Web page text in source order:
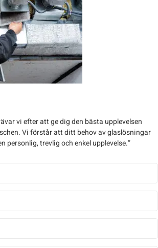
vi efter att ge dig den bästa upplevelsen
Vi förstår att ditt behov av glaslösningar
personlig, trevlig och enkel upplevelse.”